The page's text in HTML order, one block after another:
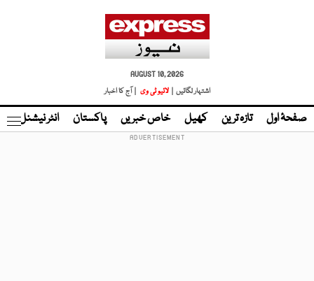
AUGUST 10, 2026
اشتہار لگائیں |
لائیو ٹی وی | آج کا اخبار
صفحۂ اول تازہ ترین کھیل خاص خبریں پاکستان انٹر نیشنل